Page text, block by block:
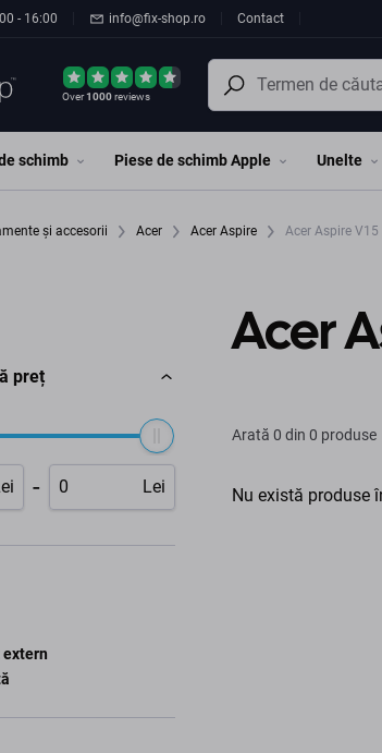
- 16:00 info@fix-shop.ro Contact
Over1000reviews
schimb Piese de schimb Apple Unelte
și accesorii Acer Acer Aspire Acer Aspire
preț
- Lei
extern
Acer
Arată 0 din 0 produse
Nu există produse